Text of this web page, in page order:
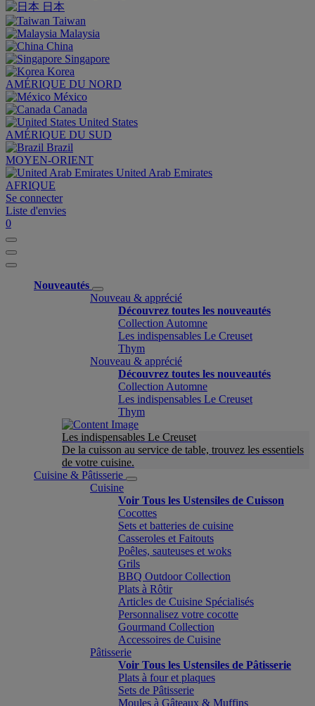
日本
Taiwan
Malaysia
China
Singapore
Korea
AMÉRIQUE DU NORD
México
Canada
United States
AMÉRIQUE DU SUD
Brazil
MOYEN-ORIENT
United Arab Emirates
AFRIQUE
Se connecter
Liste d'envies
0
Nouveautés
Nouveau & apprécié
Découvrez toutes les nouveautés
Collection Automne
Les indispensables Le Creuset
Thym
Nouveau & apprécié
Découvrez toutes les nouveautés
Collection Automne
Les indispensables Le Creuset
Thym
Les indispensables Le Creuset
De la cuisson au service de table, trouvez les essentiels
de votre cuisine.
Cuisine & Pâtisserie
Cuisine
Voir Tous les Ustensiles de Cuisson
Cocottes
Sets et batteries de cuisine
Casseroles et Faitouts
Poêles, sauteuses et woks
Grils
BBQ Outdoor Collection
Plats à Rôtir
Articles de Cuisine Spécialisés
Personnalisez votre cocotte
Gourmand Collection
Accessoires de Cuisine
Pâtisserie
Voir Tous les Ustensiles de Pâtisserie
Plats à four et plaques
Sets de Pâtisserie
Moules à Gâteaux & Muffins